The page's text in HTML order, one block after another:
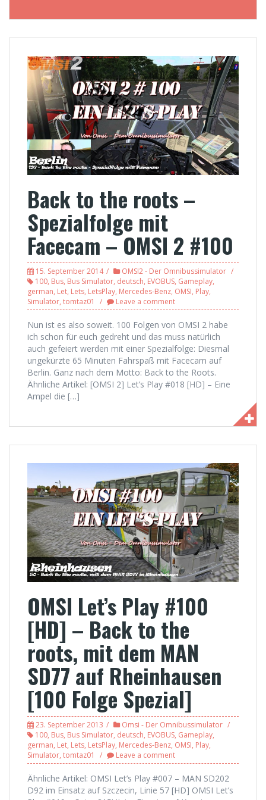
Back to the roots –
Spezialfolge mit
Facecam – OMSI 2 #100
15. September 2014
OMSI2 - Der Omnibussimulator
100, Bus, Bus Simulator, deutsch, EVOBUS, Gameplay,
german, Let, Lets, LetsPlay, Mercedes-Benz, OMSI, Play,
Simulator, tomtaz01 Leave a comment
Nun ist es also soweit. 100 Folgen von OMSI 2 habe
ich schon für euch gedreht und das muss natürlich
auch gefeiert werden mit einer Spezialfolge: Diesmal
ungekürzte 65 Minuten Fahrspaß mit Facecam auf
Berlin. Ganz nach dem Motto: Back to the Roots.
Ähnliche Artikel: [OMSI 2] Let’s Play #018 [HD] – Eine
Ampel die […]
OMSI Let’s Play #100
[HD] – Back to the
roots, mit dem MAN
SD77 auf Rheinhausen
[100 Folge Spezial]
23. September 2013
Omsi - Der Omnibussimulator
100, Bus, Bus Simulator, deutsch, EVOBUS, Gameplay,
german, Let, Lets, LetsPlay, Mercedes-Benz, OMSI, Play,
Simulator, tomtaz01 Leave a comment
Ähnliche Artikel: OMSI Let’s Play #007 – MAN SD202
D92 im Einsatz auf Szczecin, Linie 57 [HD] OMSI Let’s